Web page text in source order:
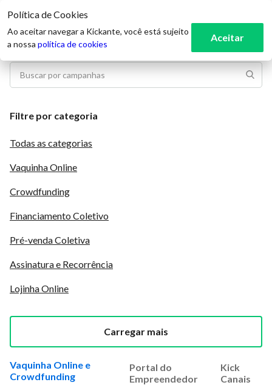
Vaquinha Online e
Crowdfunding
Portal do
Empreendedor
Kick
Canais
Filtre por categoria
Todas as categorias
Vaquinha Online
Crowdfunding
Financiamento Coletivo
Pré-venda Coletiva
Assinatura e Recorrência
Lojinha Online
Carregar mais
Política de Cookies
Ao aceitar navegar a Kickante, você está sujeito
a nossa política de cookies
Aceitar